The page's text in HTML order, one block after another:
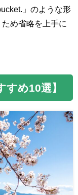
」のような形
め省略を上手に
すめ10選】